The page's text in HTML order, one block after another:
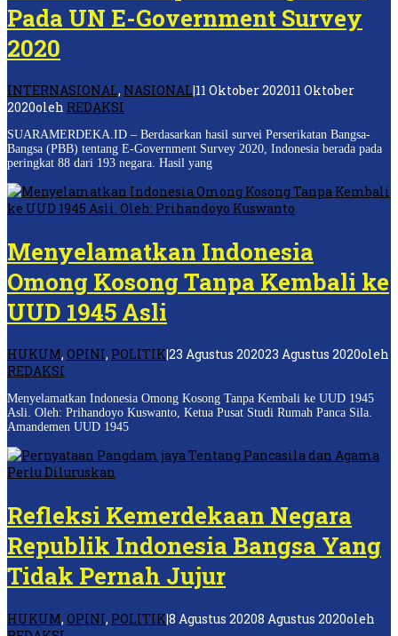
Pada UN E-Government Survey
2020
INTERNASIONAL, NASIONAL|11 Oktober 202011 Oktober
2020oleh REDAKSI
SUARAMERDEKA.ID – Berdasarkan hasil survei Perserikatan Bangsa-
Bangsa (PBB) tentang E-Government Survey 2020, Indonesia berada pada
peringkat 88 dari 193 negara. Hasil yang
Menyelamatkan Indonesia
Omong Kosong Tanpa Kembali ke
UUD 1945 Asli
HUKUM, OPINI, POLITIK|23 Agustus 202023 Agustus 2020oleh
REDAKSI
Menyelamatkan Indonesia Omong Kosong Tanpa Kembali ke UUD 1945
Asli. Oleh: Prihandoyo Kuswanto, Ketua Pusat Studi Rumah Panca Sila.
Amandemen UUD 1945
Refleksi Kemerdekaan Negara
Republik Indonesia Bangsa Yang
Tidak Pernah Jujur
HUKUM, OPINI, POLITIK|8 Agustus 20208 Agustus 2020oleh